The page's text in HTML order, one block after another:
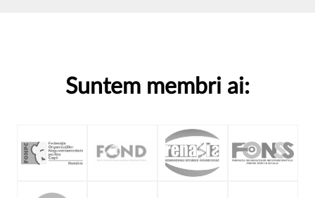
Suntem membri ai: